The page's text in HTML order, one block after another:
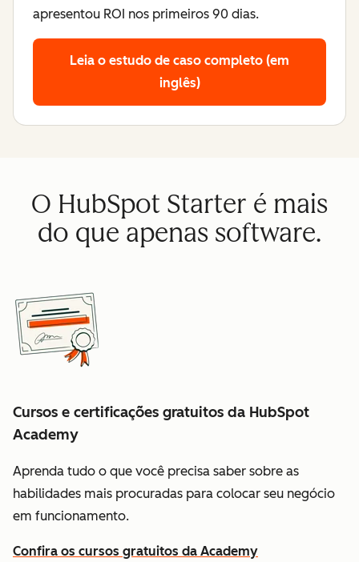
apresentou ROI nos primeiros 90 dias.
Leia o estudo de caso completo (em
inglês)
O HubSpot Starter é mais
do que apenas software.
Cursos e certificações gratuitos da HubSpot
Academy
Aprenda tudo o que você precisa saber sobre as
habilidades mais procuradas para colocar seu negócio
em funcionamento.
Confira os cursos gratuitos da Academy